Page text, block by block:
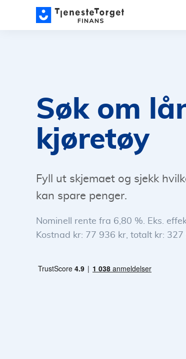
Søk om
kjøretøy
Fyll ut skjemaet og sjekk
kan spare penger.
Nominell rente fra 6,80 %. Eks.
Kostnad kr: 77 936 kr, totalt kr: